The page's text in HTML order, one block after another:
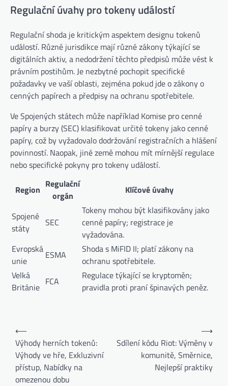
Regulační úvahy pro tokeny událostí
Regulační shoda je kritickým aspektem designu tokenů
událostí. Různé jurisdikce mají různé zákony týkající se
digitálních aktiv, a nedodržení těchto předpisů může vést k
právním postihům. Je nezbytné pochopit specifické
požadavky ve vaší oblasti, zejména pokud jde o zákony o
cenných papírech a předpisy na ochranu spotřebitele.
Ve Spojených státech může například Komise pro cenné
papíry a burzy (SEC) klasifikovat určité tokeny jako cenné
papíry, což by vyžadovalo dodržování registračních a hlášení
povinností. Naopak, jiné země mohou mít mírnější regulace
nebo specifické pokyny pro tokeny událostí.
Region Regulační
orgán
Klíčové úvahy
Spojené
státy
SEC
Tokeny mohou být klasifikovány jako
cenné papíry; registrace je
vyžadována.
Evropská
unie
ESMA
Shoda s MiFID II; platí zákony na
ochranu spotřebitele.
Velká
Británie FCA
Regulace týkající se kryptoměn;
pravidla proti praní špinavých peněz.
Post
navigation
⟵
Výhody herních tokenů:
Výhody ve hře, Exkluzivní
přístup, Nabídky na
omezenou dobu
Sdílení kódu Riot: Výměny v
komunitě, Směrnice,
Nejlepší praktiky
⟶